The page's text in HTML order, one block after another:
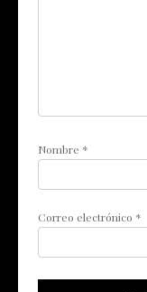
Nombre *
Correo electrónico *